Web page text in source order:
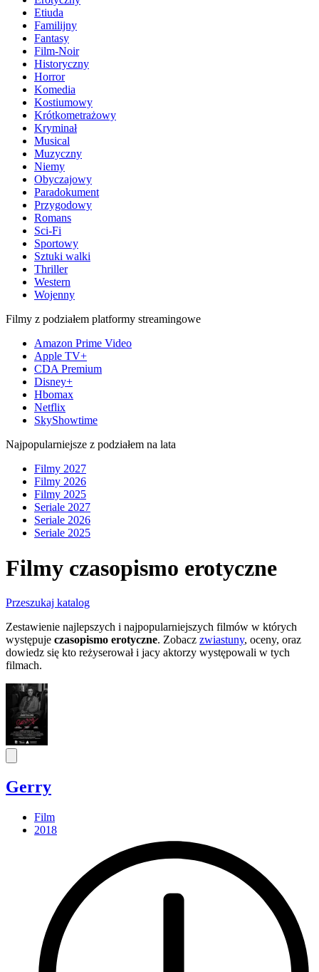
Etiuda
Familijny
Fantasy
Film-Noir
Historyczny
Horror
Komedia
Kostiumowy
Krótkometrażowy
Kryminał
Musical
Muzyczny
Niemy
Obyczajowy
Paradokument
Przygodowy
Romans
Sci-Fi
Sportowy
Sztuki walki
Thriller
Western
Wojenny
Filmy z podziałem platformy streamingowe
Amazon Prime Video
Apple TV+
CDA Premium
Disney+
Hbomax
Netflix
SkyShowtime
Najpopularniejsze z podziałem na lata
Filmy 2027
Filmy 2026
Filmy 2025
Seriale 2027
Seriale 2026
Seriale 2025
Filmy czasopismo erotyczne
Przeszukaj katalog
Zestawienie najlepszych i najpopularniejszych filmów w których
występuje czasopismo erotyczne. Zobacz zwiastuny, oceny, oraz
dowiedz się kto reżyserował i jacy aktorzy występowali w tych
filmach.
Gerry
Film
2018